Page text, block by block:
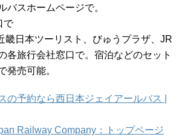
バスホームページで。
で
畿日本ツーリスト、びゅうプラザ、JR
各旅行会社窓口で。宿泊などのセット
発売可能。
の予約なら西日本ジェイアールバス |
Railway Company：トップページ